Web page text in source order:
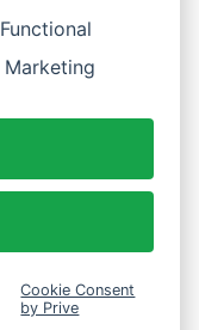
Functional
Marketing
Cookie Consent
by Prive